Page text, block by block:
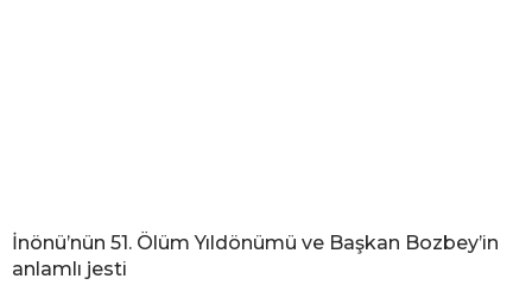
İnönü’nün 51. Ölüm Yıldönümü ve Başkan Bozbey’in
anlamlı jesti